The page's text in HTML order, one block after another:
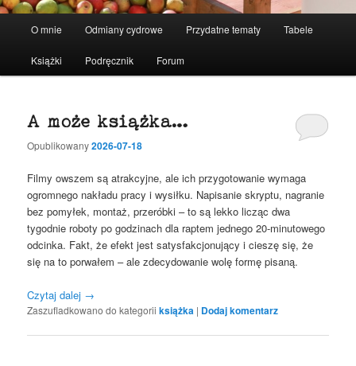
O mnie Odmiany cydrowe Przydatne tematy Tabele
Książki Podręcznik Forum
A może książka…
Opublikowany2026-07-18
Filmy owszem są atrakcyjne, ale ich przygotowanie wymaga
ogromnego nakładu pracy i wysiłku. Napisanie skryptu, nagranie
bez pomyłek, montaż, przeróbki – to są lekko licząc dwa
tygodnie roboty po godzinach dla raptem jednego 20-minutowego
odcinka. Fakt, że efekt jest satysfakcjonujący i cieszę się, że
się na to porwałem – ale zdecydowanie wolę formę pisaną.
Czytaj dalej →
Zaszufladkowano do kategorii książka | Dodaj komentarz